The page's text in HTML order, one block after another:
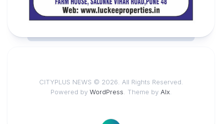
CITYPLUS NEWS © 2026. All Rights Reserved.
Powered by WordPress . Theme by Alx